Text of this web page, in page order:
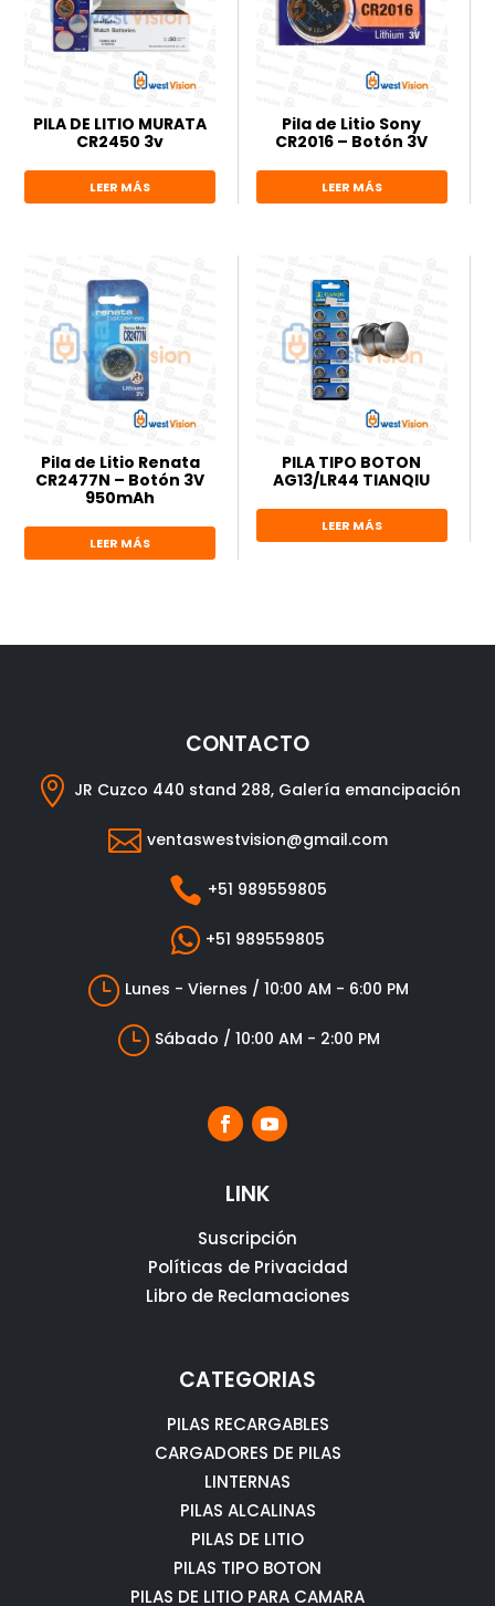
PILA DE LITIO MURATA
CR2450 3v
LEER MÁS
Pila de Litio Sony
CR2016 – Botón 3V
LEER MÁS
Pila de Litio Renata
CR2477N – Botón 3V
950mAh
LEER MÁS
PILA TIPO BOTON
AG13/LR44 TIANQIU
LEER MÁS
CONTACTO
 JR Cuzco 440 stand 288, Galería emancipación
 ventaswestvision@gmail.com
 +51 989559805
 +51 989559805
} Lunes - Viernes / 10:00 AM - 6:00 PM
} Sábado / 10:00 AM - 2:00 PM
LINK
Suscripción
Políticas de Privacidad
Libro de Reclamaciones
CATEGORIAS
PILAS RECARGABLES
CARGADORES DE PILAS
LINTERNAS
PILAS ALCALINAS
PILAS DE LITIO
PILAS TIPO BOTON
PILAS DE LITIO PARA CAMARA